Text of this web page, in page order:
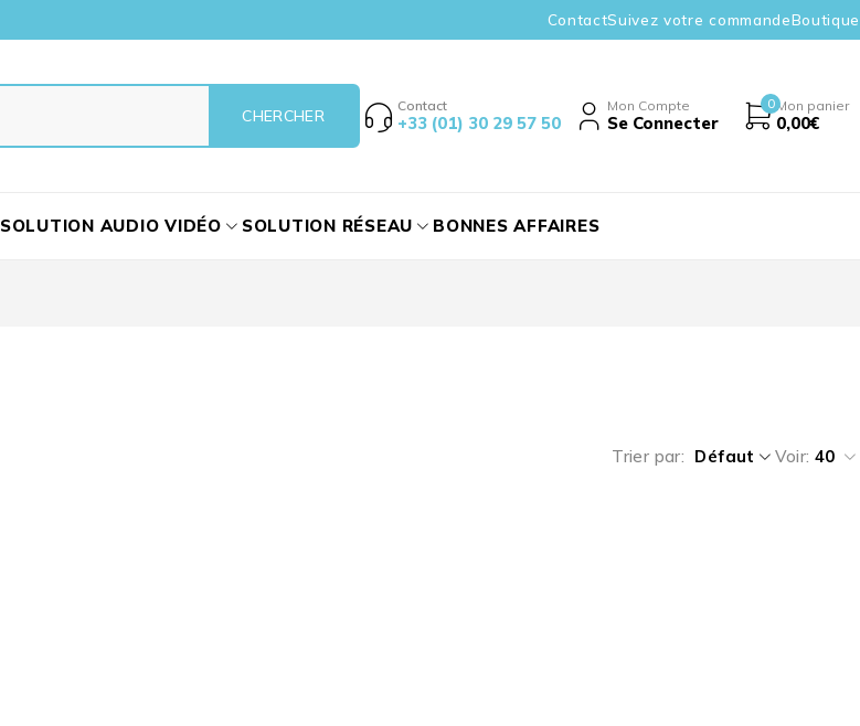
ContactSuivez votre commandeBoutique
Contact
+33 (01) 30 29 57 50
Mon Compte
Se Connecter
0 Mon panier
0,00€
SOLUTION AUDIO VIDÉO SOLUTION RÉSEAU BONNES AFFAIRES
Trier par Défaut Voir: 40